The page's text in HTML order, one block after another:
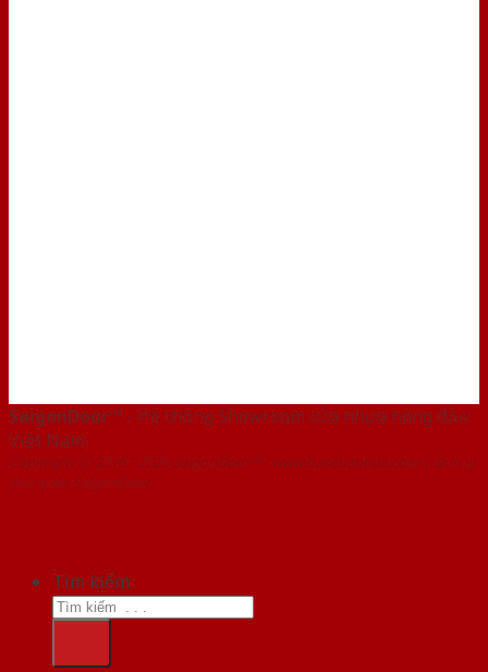
SaigonDoor™ - Hệ thống Showroom cửa nhựa hàng đầu
Việt Nam
Copyright ⓒ 2016 – 2026 SaigonDoor™ - www.bancuanhua.com | Đơn vị
chủ quản SaigonDoor
Tìm kiếm: